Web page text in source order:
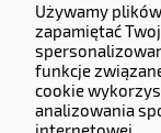
Dane Firmy:
KERMITCLOUDS LTD
13 High Birch Court
New Barnet, Barnet,
Company number
Używamy
zapamiętać
funkcje
cookie
analizowania